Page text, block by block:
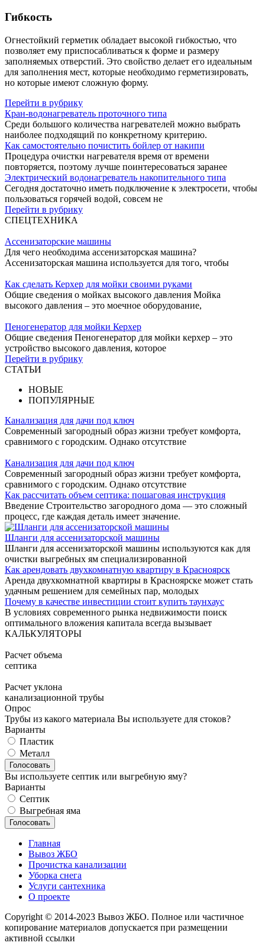
Гибкость
Огнестойкий герметик обладает высокой гибкостью, что
позволяет ему приспосабливаться к форме и размеру
заполняемых отверстий. Это свойство делает его идеальным
для заполнения мест, которые необходимо герметизировать,
но которые имеют сложную форму.
Перейти в рубрику
Кран-водонагреватель проточного типа
Среди большого количества нагревателей можно выбрать
наиболее подходящий по конкретному критерию.
Как самостоятельно почистить бойлер от накипи
Процедура очистки нагревателя время от времени
повторяется, поэтому лучше поинтересоваться заранее
Электрический водонагреватель накопительного типа
Сегодня достаточно иметь подключение к электросети, чтобы
пользоваться горячей водой, совсем не
Перейти в рубрику
СПЕЦТЕХНИКА
Ассенизаторские машины
Для чего необходима ассенизаторская машина?
Ассенизаторская машина используется для того, чтобы
Как сделать Керхер для мойки своими руками
Общие сведения о мойках высокого давления Мойка
высокого давления – это моечное оборудование,
Пеногенератор для мойки Керхер
Общие сведения Пеногенератор для мойки керхер – это
устройство высокого давления, которое
Перейти в рубрику
СТАТЬИ
НОВЫЕ
ПОПУЛЯРНЫЕ
Канализация для дачи под ключ
Современный загородный образ жизни требует комфорта,
сравнимого с городским. Однако отсутствие
Канализация для дачи под ключ
Современный загородный образ жизни требует комфорта,
сравнимого с городским. Однако отсутствие
Как рассчитать объем септика: пошаговая инструкция
Введение Строительство загородного дома — это сложный
процесс, где каждая деталь имеет значение.
Шланги для ассенизаторской машины
Шланги для ассенизаторской машины используются как для
очистки выгребных ям специализированной
Как арендовать двухкомнатную квартиру в Красноярск
Аренда двухкомнатной квартиры в Красноярске может стать
удачным решением для семейных пар, молодых
Почему в качестве инвестиции стоит купить таунхаус
В условиях современного рынка недвижимости поиск
оптимального вложения капитала всегда вызывает
КАЛЬКУЛЯТОРЫ
Расчет объема
септика
Расчет уклона
канализационной трубы
Опрос
Трубы из какого материала Вы используете для стоков?
Варианты
Пластик
Металл
Вы используете септик или выгребную яму?
Варианты
Септик
Выгребная яма
Главная
Вывоз ЖБО
Прочистка канализации
Уборка снега
Услуги сантехника
О проекте
Copyright © 2014-2023 Вывоз ЖБО. Полное или частичное
копирование материалов допускается при размещении
активной ссылки